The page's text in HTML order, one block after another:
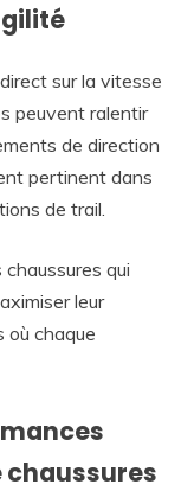
sur la vitesse
peuvent ralentir
de direction
pertinent dans
de trail.
qui
leur
où chaque